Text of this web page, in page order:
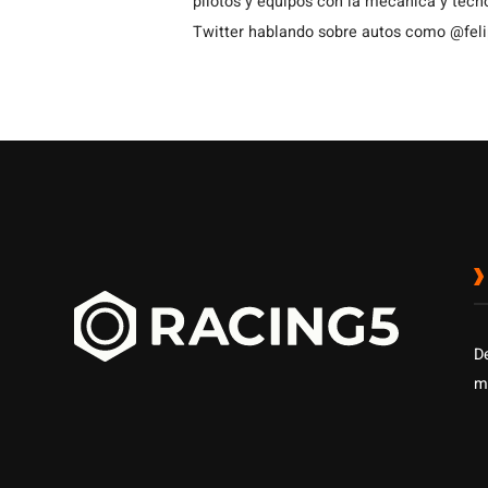
Twitter hablando sobre autos como